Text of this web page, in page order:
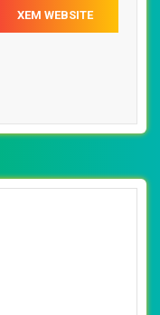
XEM WEBSITE